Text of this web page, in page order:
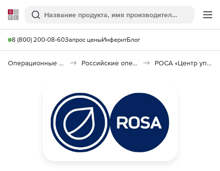
Softline
Поиск
8 (800) 200-08-60Запрос ценыИнферитБлог
Операционные системы Российские операционные системы (Импортозамещение) РОСА «Центр управления»